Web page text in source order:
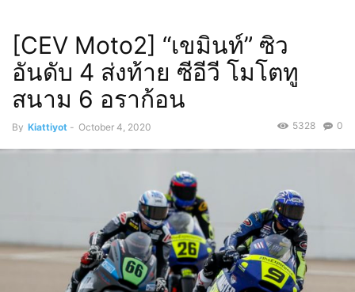
[CEV Moto2] “เขมินท์” ซิว
อันดับ 4 ส่งท้าย ซีอีวี โมโตทู
สนาม 6 อราก้อน
By Kiattiyot - October 4, 2020 0
5328